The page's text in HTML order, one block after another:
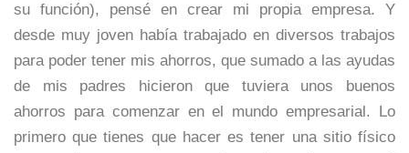
su función), pensé en crear mi propia empresa. Y
desde muy joven había trabajado en diversos trabajos
para poder tener mis ahorros, que sumado a las ayudas
de mis padres hicieron que tuviera unos buenos
ahorros para comenzar en el mundo empresarial. Lo
primero que tienes que hacer es tener una sitio físico